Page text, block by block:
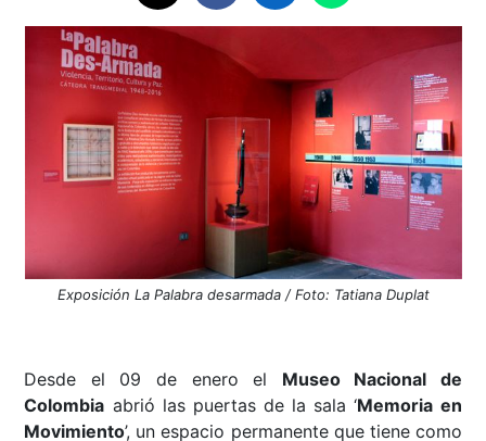
Exposición La Palabra desarmada / Foto: Tatiana Duplat
Desde el 09 de enero el Museo Nacional de
Colombia abrió las puertas de la sala ‘Memoria en
Movimiento’, un espacio permanente que tiene como